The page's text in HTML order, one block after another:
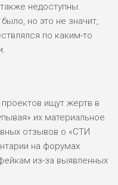
недоступны.
но это не значит,
по каким-то
ищут жертв в
их материальное
отзывов о «СТИ
на форумах
из-за выявленных